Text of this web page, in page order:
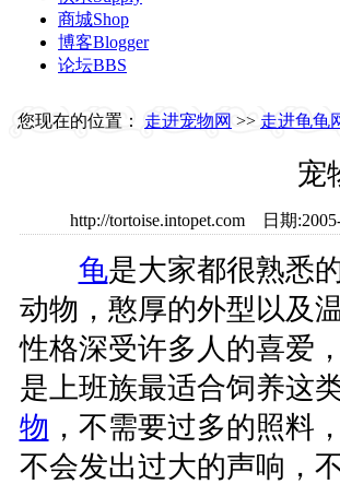
商城Shop
博客Blogger
论坛BBS
您现在的位置： 走进宠物网 >> 走进龟龟
宠
http://tortoise.intopet.com 日期
龟是大家都很熟悉
动物，憨厚的外型以及
性格深受许多人的喜爱
是上班族最适合饲养这
物 ，不需要过多的照料
不会发出过大的声响，